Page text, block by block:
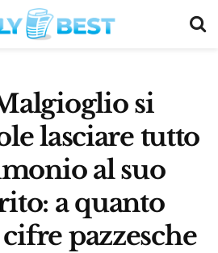
si
lasciare tutto
al suo
a quanto
pazzesche